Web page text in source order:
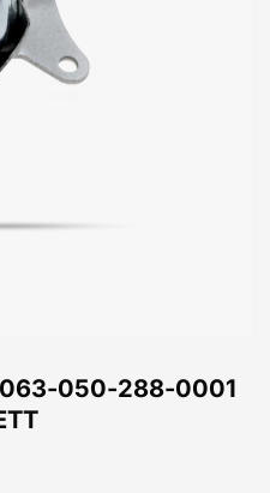
050-288-0001